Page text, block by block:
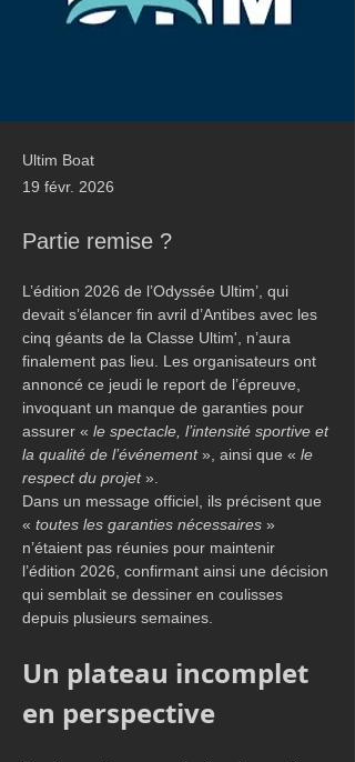
Ultim Boat
19 févr. 2026
Partie remise ?
L’édition 2026 de l’Odyssée Ultim’, qui
devait s’élancer fin avril d’Antibes avec les
cinq géants de la Classe Ultim', n’aura
finalement pas lieu. Les organisateurs ont
annoncé ce jeudi le report de l’épreuve,
invoquant un manque de garanties pour
assurer « le spectacle, l’intensité sportive et
la qualité de l’événement », ainsi que « le
respect du projet ».
Dans un message officiel, ils précisent que
« toutes les garanties nécessaires »
n’étaient pas réunies pour maintenir
l’édition 2026, confirmant ainsi une décision
qui semblait se dessiner en coulisses
depuis plusieurs semaines.
Un plateau incomplet
en perspective